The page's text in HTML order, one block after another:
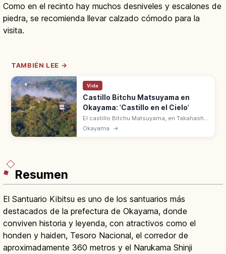
Como en el recinto hay muchos desniveles y escalones de
piedra, se recomienda llevar calzado cómodo para la
visita.
TAMBIÉN LEE →
Vida
Castillo Bitchu Matsuyama en
Okayama: 'Castillo en el Cielo'
El castillo Bitchu Matsuyama, en Takahashi
(Okayama) a 430 m, es uno de los 12
castillos originales y el único de montaña
Okayama →
Resumen
El Santuario Kibitsu es uno de los santuarios más
destacados de la prefectura de Okayama, donde
conviven historia y leyenda, con atractivos como el
honden y haiden, Tesoro Nacional, el corredor de
aproximadamente 360 metros y el Narukama Shinji